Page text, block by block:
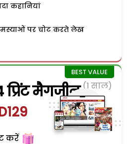
कहानियां
पर चोट करते लेख
प्रिंट मैगजीन (1 साल)
करें